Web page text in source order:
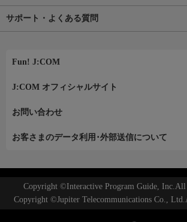
サポート・よくある質問
Fun! J:COM
J:COM オフィシャルサイト
お問い合わせ
お客さまのデータ利用･外部送信について
Copyright ©Interactive Program Guide, Inc.All
Copyright ©Jupiter Telecommunications Co.,